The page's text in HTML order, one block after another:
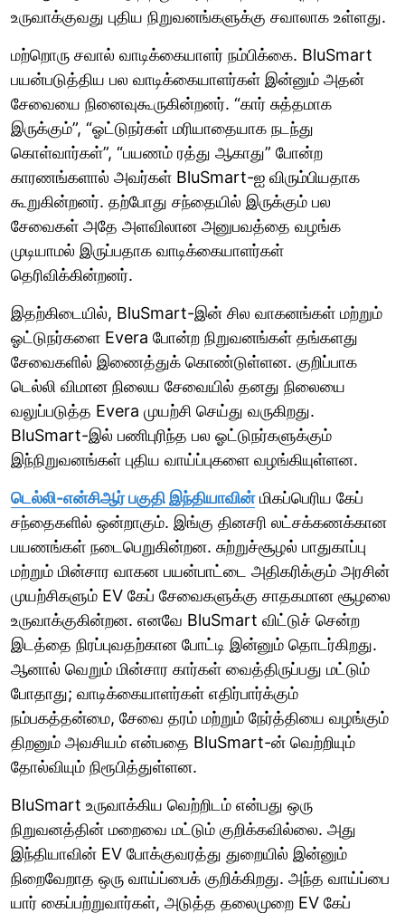
உருவாக்குவது புதிய நிறுவனங்களுக்கு சவாலாக உள்ளது.
மற்றொரு சவால் வாடிக்கையாளர் நம்பிக்கை. BluSmart
பயன்படுத்திய பல வாடிக்கையாளர்கள் இன்னும் அதன்
சேவையை நினைவுகூருகின்றனர். “கார் சுத்தமாக
இருக்கும்”, “ஓட்டுநர்கள் மரியாதையாக நடந்து
கொள்வார்கள்”, “பயணம் ரத்து ஆகாது” போன்ற
காரணங்களால் அவர்கள் BluSmart-ஐ விரும்பியதாக
கூறுகின்றனர். தற்போது சந்தையில் இருக்கும் பல
சேவைகள் அதே அளவிலான அனுபவத்தை வழங்க
முடியாமல் இருப்பதாக வாடிக்கையாளர்கள்
தெரிவிக்கின்றனர்.
இதற்கிடையில், BluSmart-இன் சில வாகனங்கள் மற்றும்
ஓட்டுநர்களை Evera போன்ற நிறுவனங்கள் தங்களது
சேவைகளில் இணைத்துக் கொண்டுள்ளன. குறிப்பாக
டெல்லி விமான நிலைய சேவையில் தனது நிலையை
வலுப்படுத்த Evera முயற்சி செய்து வருகிறது.
BluSmart-இல் பணிபுரிந்த பல ஓட்டுநர்களுக்கும்
இந்நிறுவனங்கள் புதிய வாய்ப்புகளை வழங்கியுள்ளன.
டெல்லி-என்சிஆர் பகுதி இந்தியாவின்மிகப்பெரிய கேப்
சந்தைகளில் ஒன்றாகும். இங்கு தினசரி லட்சக்கணக்கான
பயணங்கள் நடைபெறுகின்றன. சுற்றுச்சூழல் பாதுகாப்பு
மற்றும் மின்சார வாகன பயன்பாட்டை அதிகரிக்கும் அரசின்
முயற்சிகளும் EV கேப் சேவைகளுக்கு சாதகமான சூழலை
உருவாக்குகின்றன. எனவே BluSmart விட்டுச் சென்ற
இடத்தை நிரப்புவதற்கான போட்டி இன்னும் தொடர்கிறது.
ஆனால் வெறும் மின்சார கார்கள் வைத்திருப்பது மட்டும்
போதாது; வாடிக்கையாளர்கள் எதிர்பார்க்கும்
நம்பகத்தன்மை, சேவை தரம் மற்றும் நேர்த்தியை வழங்கும்
திறனும் அவசியம் என்பதை BluSmart-ன் வெற்றியும்
தோல்வியும் நிரூபித்துள்ளன.
BluSmart உருவாக்கிய வெற்றிடம் என்பது ஒரு
நிறுவனத்தின் மறைவை மட்டும் குறிக்கவில்லை. அது
இந்தியாவின் EV போக்குவரத்து துறையில் இன்னும்
நிறைவேறாத ஒரு வாய்ப்பைக் குறிக்கிறது. அந்த வாய்ப்பை
யார் கைப்பற்றுவார்கள், அடுத்த தலைமுறை EV கேப்